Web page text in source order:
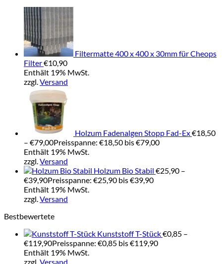
Filtermatte 400 x 400 x 30mm für Cheops
Filter€10,90
Enthält 19% MwSt.
zzgl.Versand
Holzum Fadenalgen Stopp Fad-Ex€18,50
– €79,00Preisspanne: €18,50 bis €79,00
Enthält 19% MwSt.
zzgl.Versand
Holzum Bio Stabil €25,90 –
€39,90Preisspanne: €25,90 bis €39,90
Enthält 19% MwSt.
zzgl.Versand
Bestbewertete
Kunststoff T-Stück€0,85 –
€119,90Preisspanne: €0,85 bis €119,90
Enthält 19% MwSt.
zzgl. Versand